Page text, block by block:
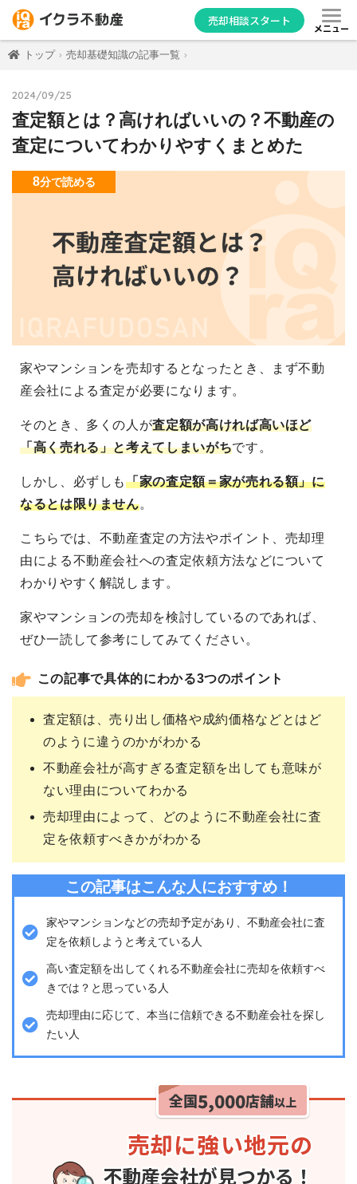
売却相談スタート
メニュー
トップ 売却基礎知識の記事一覧
2024/09/25
査定額とは？高ければいいの？不動産の
査定についてわかりやすくまとめた
8分で読める
家やマンションを売却するとなったとき、まず不動
産会社による査定が必要になります。
そのとき、多くの人が査定額が高ければ高いほど
「高く売れる」と考えてしまいがちです。
しかし、必ずしも「家の査定額＝家が売れる額」に
なるとは限りません。
こちらでは、不動産査定の方法やポイント、売却理
由による不動産会社への査定依頼方法などについて
わかりやすく解説します。
家やマンションの売却を検討しているのであれば、
ぜひ一読して参考にしてみてください。
この記事で具体的にわかる3つのポイント
査定額は、売り出し価格や成約価格などとはど
のように違うのかがわかる
不動産会社が高すぎる査定額を出しても意味が
ない理由についてわかる
売却理由によって、どのように不動産会社に査
定を依頼すべきかがわかる
この記事はこんな人におすすめ！
家やマンションなどの売却予定があり、不動産会社に査
定を依頼しようと考えている人
高い査定額を出してくれる不動産会社に売却を依頼すべ
きでは？と思っている人
売却理由に応じて、本当に信頼できる不動産会社を探し
たい人